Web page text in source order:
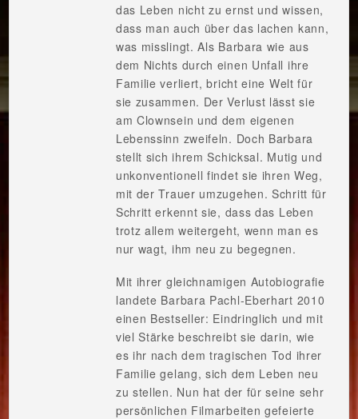
das Leben nicht zu ernst und wissen,
dass man auch über das lachen kann,
was misslingt. Als Barbara wie aus
dem Nichts durch einen Unfall ihre
Familie verliert, bricht eine Welt für
sie zusammen. Der Verlust lässt sie
am Clownsein und dem eigenen
Lebenssinn zweifeln. Doch Barbara
stellt sich ihrem Schicksal. Mutig und
unkonventionell findet sie ihren Weg,
mit der Trauer umzugehen. Schritt für
Schritt erkennt sie, dass das Leben
trotz allem weitergeht, wenn man es
nur wagt, ihm neu zu begegnen.
Mit ihrer gleichnamigen Autobiografie
landete Barbara Pachl-Eberhart 2010
einen Bestseller: Eindringlich und mit
viel Stärke beschreibt sie darin, wie
es ihr nach dem tragischen Tod ihrer
Familie gelang, sich dem Leben neu
zu stellen. Nun hat der für seine sehr
persönlichen Filmarbeiten gefeierte